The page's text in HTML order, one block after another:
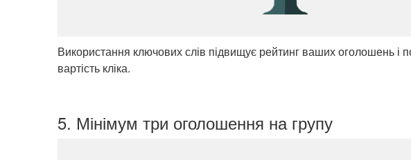
Використання ключових слів підвищує рейтинг ваших оголошень і
вартість кліка.
5. Мінімум три оголошення на групу